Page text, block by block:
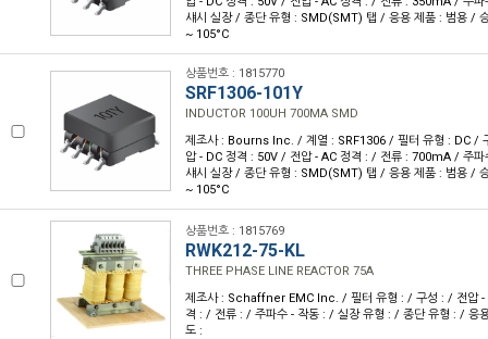
섀시 실장 / 종단 유형 : SMD(SMT) 탭 / 응용 제품 : 범용 /
~ 105°C
상품번호 : 1815770
SRF1306-101Y
INDUCTOR 100UH 700MA SMD
제조사 : Bourns Inc. / 계열 : SRF1306 / 필터 유형 : DC /
압 - DC 정격 : 50V / 전압 - AC 정격 : / 전류 : 700mA / 주파
섀시 실장 / 종단 유형 : SMD(SMT) 탭 / 응용 제품 : 범용 /
~ 105°C
상품번호 : 1815769
RWK212-75-KL
THREE PHASE LINE REACTOR 75A
제조사 : Schaffner EMC Inc. / 필터 유형 : / 구성 : / 전압 -
격 : / 전류 : / 주파수 - 작동 : / 실장 유형 : / 종단 유형 : / 응
도 :